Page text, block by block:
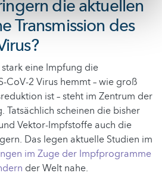
die aktuellen
Transmission des
eine Impfung die
CoV-2 Virus hemmt – wie groß
ist – steht im Zentrum der
Tatsächlich scheinen die bisher
Vektor-Impfstoffe auch die
Das legen aktuelle Studien im
im Zuge der Impfprogramme
der Welt nahe.